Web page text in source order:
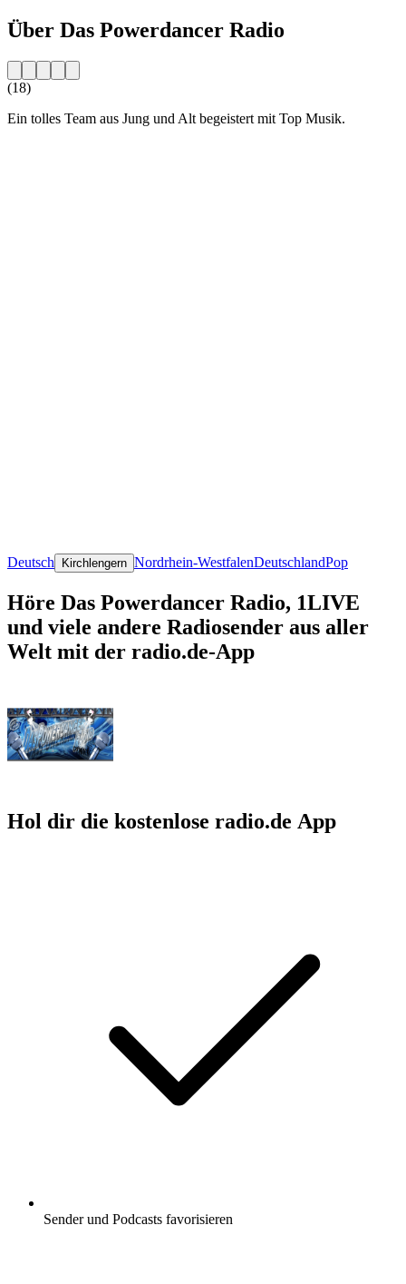
Über Das Powerdancer Radio
(18)
Ein tolles Team aus Jung und Alt begeistert mit Top Musik.
Deutsch Kirchlengern Nordrhein-WestfalenDeutschlandPop
Höre Das Powerdancer Radio, 1LIVE
und viele andere Radiosender aus aller
Welt mit der radio.de-App
Hol dir die kostenlose radio.de App
Sender und Podcasts favorisieren